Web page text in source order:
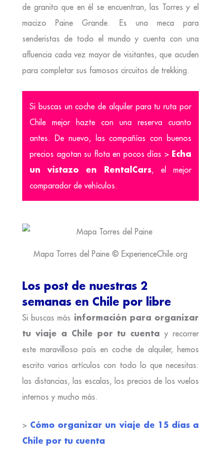
de granito que en él se encuentran, las Torres y el
macizo Paine Grande. Es una meca para
senderistas de todo el mundo y cuenta con una
afluencia cada vez mayor de visitantes, que acuden
para completar sus famosos circuitos de trekking.
Si buscas un coche de alquiler para tu ruta por
Chile mejor hazte con una reserva cuanto
antes. De nuevo, las compañías con buenos
precios agotan su flota en pocos días > Echa
un vistazo en RentalCars, el mejor
comparador de vehículos.
Mapa Torres del Paine © ExperienceChile.org
Los post de nuestras 2
semanas en Chile por libre
Si buscas más información para organizar
tu viaje a Chile por tu cuenta y recorrer
este maravilloso país en coche de alquiler, hemos
escrito varios artículos con todo lo que necesitas:
las distancias, las escalas, los precios de los vuelos
internos y mucho más.
> Cómo organizar un viaje de 15 días a
Chile por tu cuenta